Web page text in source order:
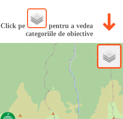
Click pe
pentru a vedea
categoriile de obiective